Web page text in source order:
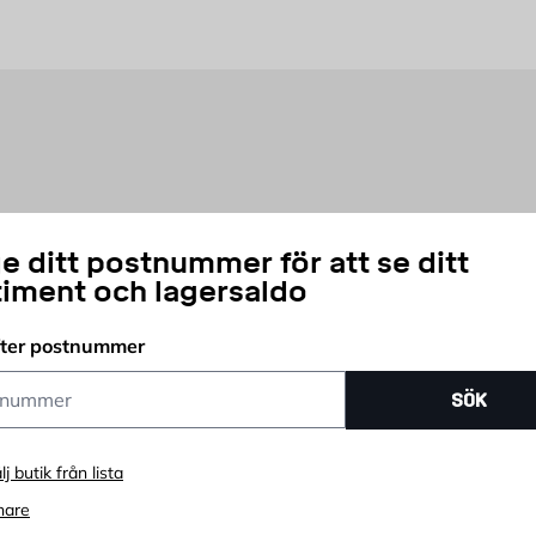
ditt postnummer för att se ditt
och lagersaldo
postnummer
SÖK
butik från lista
från Byggmax. Kom in till din närmaste Byggmax-butik eller